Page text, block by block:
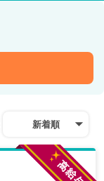
新着順